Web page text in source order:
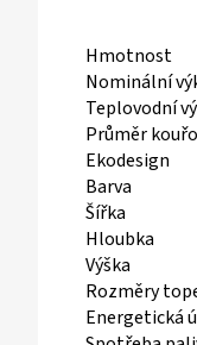
Hmotnost
Nominální
Teplovodní
Průměr
Ekodesign
Barva
Šířka
Hloubka
Výška
Rozměry
Energetická